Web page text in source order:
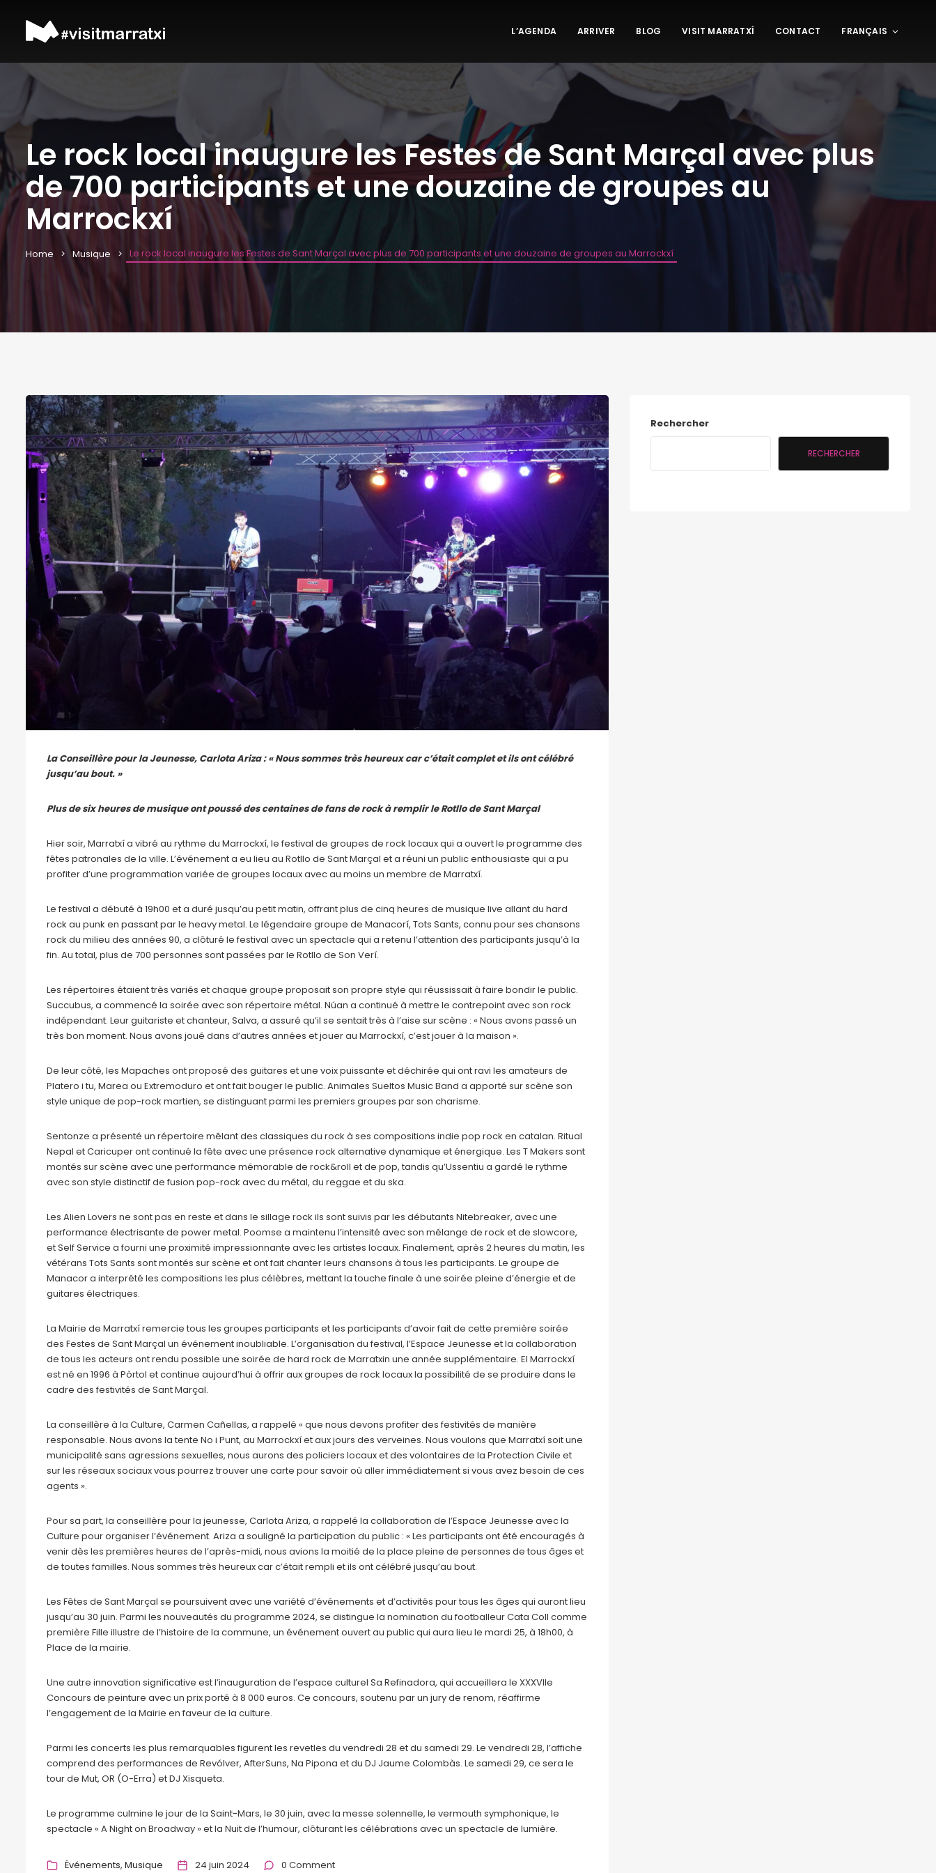
L’AGENDA ARRIVER BLOG VISIT MARRATXÍ CONTACT FRANÇAIS
Le rock local inaugure les Festes de Sant Marçal avec plus
de 700 participants et une douzaine de groupes au
Marrockxí
Home Musique Le rock local inaugure les Festes de Sant Marçal avec plus de 700 participants et une douzaine de groupes au Marrockxí
La Conseillère pour la Jeunesse, Carlota Ariza : « Nous sommes très heureux car c’était complet et ils ont célébré
jusqu’au bout. »
Plus de six heures de musique ont poussé des centaines de fans de rock à remplir le Rotllo de Sant Marçal
Hier soir, Marratxí a vibré au rythme du Marrockxí, le festival de groupes de rock locaux qui a ouvert le programme des
fêtes patronales de la ville. L’événement a eu lieu au Rotllo de Sant Marçal et a réuni un public enthousiaste qui a pu
profiter d’une programmation variée de groupes locaux avec au moins un membre de Marratxí.
Le festival a débuté à 19h00 et a duré jusqu’au petit matin, offrant plus de cinq heures de musique live allant du hard
rock au punk en passant par le heavy metal. Le légendaire groupe de Manacorí, Tots Sants, connu pour ses chansons
rock du milieu des années 90, a clôturé le festival avec un spectacle qui a retenu l’attention des participants jusqu’à la
fin. Au total, plus de 700 personnes sont passées par le Rotllo de Son Verí.
Les répertoires étaient très variés et chaque groupe proposait son propre style qui réussissait à faire bondir le public.
Succubus, a commencé la soirée avec son répertoire métal. Núan a continué à mettre le contrepoint avec son rock
indépendant. Leur guitariste et chanteur, Salva, a assuré qu’il se sentait très à l’aise sur scène : « Nous avons passé un
très bon moment. Nous avons joué dans d’autres années et jouer au Marrockxí, c’est jouer à la maison ».
De leur côté, les Mapaches ont proposé des guitares et une voix puissante et déchirée qui ont ravi les amateurs de
Platero i tu, Marea ou Extremoduro et ont fait bouger le public. Animales Sueltos Music Band a apporté sur scène son
style unique de pop-rock martien, se distinguant parmi les premiers groupes par son charisme.
Sentonze a présenté un répertoire mêlant des classiques du rock à ses compositions indie pop rock en catalan. Ritual
Nepal et Caricuper ont continué la fête avec une présence rock alternative dynamique et énergique. Les T Makers sont
montés sur scène avec une performance mémorable de rock&roll et de pop, tandis qu’Ussentiu a gardé le rythme
avec son style distinctif de fusion pop-rock avec du métal, du reggae et du ska.
Les Alien Lovers ne sont pas en reste et dans le sillage rock ils sont suivis par les débutants Nitebreaker, avec une
performance électrisante de power metal. Poomse a maintenu l’intensité avec son mélange de rock et de slowcore,
et Self Service a fourni une proximité impressionnante avec les artistes locaux. Finalement, après 2 heures du matin, les
vétérans Tots Sants sont montés sur scène et ont fait chanter leurs chansons à tous les participants. Le groupe de
Manacor a interprété les compositions les plus célèbres, mettant la touche finale à une soirée pleine d’énergie et de
guitares électriques.
La Mairie de Marratxí remercie tous les groupes participants et les participants d’avoir fait de cette première soirée
des Festes de Sant Marçal un événement inoubliable. L’organisation du festival, l’Espace Jeunesse et la collaboration
de tous les acteurs ont rendu possible une soirée de hard rock de Marratxin une année supplémentaire. El Marrockxí
est né en 1996 à Pòrtol et continue aujourd’hui à offrir aux groupes de rock locaux la possibilité de se produire dans le
cadre des festivités de Sant Marçal.
La conseillère à la Culture, Carmen Cañellas, a rappelé « que nous devons profiter des festivités de manière
responsable. Nous avons la tente No i Punt, au Marrockxí et aux jours des verveines. Nous voulons que Marratxí soit une
municipalité sans agressions sexuelles, nous aurons des policiers locaux et des volontaires de la Protection Civile et
sur les réseaux sociaux vous pourrez trouver une carte pour savoir où aller immédiatement si vous avez besoin de ces
agents ».
Pour sa part, la conseillère pour la jeunesse, Carlota Ariza, a rappelé la collaboration de l’Espace Jeunesse avec la
Culture pour organiser l’événement. Ariza a souligné la participation du public : « Les participants ont été encouragés à
venir dès les premières heures de l’après-midi, nous avions la moitié de la place pleine de personnes de tous âges et
de toutes familles. Nous sommes très heureux car c’était rempli et ils ont célébré jusqu’au bout.
Les Fêtes de Sant Marçal se poursuivent avec une variété d’événements et d’activités pour tous les âges qui auront lieu
jusqu’au 30 juin. Parmi les nouveautés du programme 2024, se distingue la nomination du footballeur Cata Coll comme
première Fille illustre de l’histoire de la commune, un événement ouvert au public qui aura lieu le mardi 25, à 18h00, à
Place de la mairie.
Une autre innovation significative est l’inauguration de l’espace culturel Sa Refinadora, qui accueillera le XXXVIIe
Concours de peinture avec un prix porté à 8 000 euros. Ce concours, soutenu par un jury de renom, réaffirme
l’engagement de la Mairie en faveur de la culture.
Parmi les concerts les plus remarquables figurent les revetles du vendredi 28 et du samedi 29. Le vendredi 28, l’affiche
comprend des performances de Revólver, AfterSuns, Na Pipona et du DJ Jaume Colombàs. Le samedi 29, ce sera le
tour de Mut, OR (O-Erra) et DJ Xisqueta.
Le programme culmine le jour de la Saint-Mars, le 30 juin, avec la messe solennelle, le vermouth symphonique, le
spectacle « A Night on Broadway » et la Nuit de l’humour, clôturant les célébrations avec un spectacle de lumière.
Événements Musique 24 juin 2024 0 Comment
Rechercher
RECHERCHER